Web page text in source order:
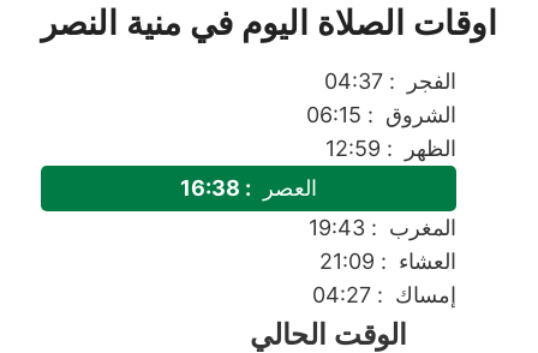
اوقات الصلاة اليوم في منية النصر
الفجر
: 04:37
الشروق : 06:15
الظهر
: 12:59
العصر
: 16:38
المغرب : 19:43
العشاء : 21:09
إمساك : 04:27
الوقت الحالي